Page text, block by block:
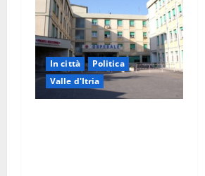
In città
Politica
Valle d'Itria